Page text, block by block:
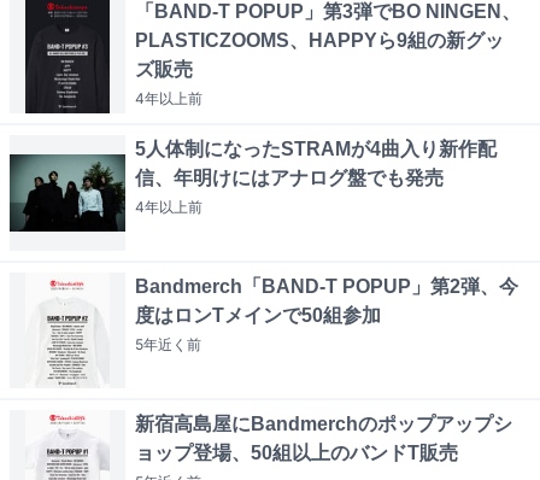
「BAND-T POPUP」第3弾でBO NINGEN、
PLASTICZOOMS、HAPPYら9組の新グッ
ズ販売
4年以上前
5人体制になったSTRAMが4曲入り新作配
信、年明けにはアナログ盤でも発売
4年以上前
Bandmerch「BAND-T POPUP」第2弾、今
度はロンTメインで50組参加
5年近く 前
新宿高島屋にBandmerchのポップアップシ
ョップ登場、50組以上のバンドT販売